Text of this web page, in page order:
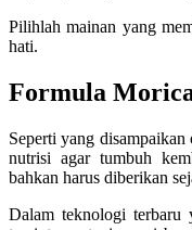
Pilihlah mainan yang
hati.
Formula
Seperti yang
nutrisi agar tumbuh
bahkan harus diberikan
Dalam teknologi terbaru